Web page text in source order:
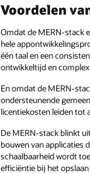
Voordelen
Omdat de MERN-stack
hele
één taal en een
ontwikkeltijd en
En omdat de MERN-
ondersteunende
licentiekosten leiden tot
De MERN-stack blinkt
bouwen van applicaties
schaalbaarheid wordt
efficiëntie bij het